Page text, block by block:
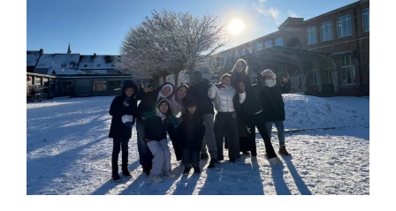
Wonderlijk wit
Derde leerjaar